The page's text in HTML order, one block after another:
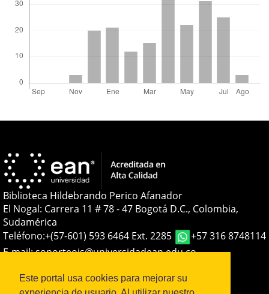
Este portal usa cookies para mejorar su
Biblioteca Hildebrando Perico Afanador
El Nogal: Carrera 11 # 78 - 47 Bogotá D.C., Colombia,
Sudamérica
Teléfono:+(57-601) 593 6464 Ext. 2285
+57 316 8748114
E-mail:soporteojs@universidadean.edu.co-